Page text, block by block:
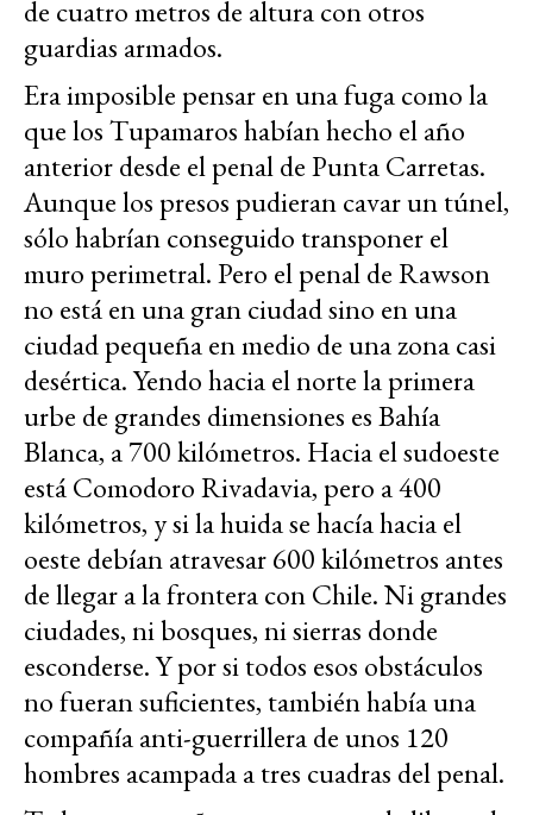
de cuatro metros de altura con otros
guardias armados.
Era imposible pensar en una fuga como la
que los Tupamaros habían hecho el año
anterior desde el penal de Punta Carretas.
Aunque los presos pudieran cavar un túnel,
sólo habrían conseguido transponer el
muro perimetral. Pero el penal de Rawson
no está en una gran ciudad sino en una
ciudad pequeña en medio de una zona casi
desértica. Yendo hacia el norte la primera
urbe de grandes dimensiones es Bahía
Blanca, a 700 kilómetros. Hacia el sudoeste
está Comodoro Rivadavia, pero a 400
kilómetros, y si la huida se hacía hacia el
oeste debían atravesar 600 kilómetros antes
de llegar a la frontera con Chile. Ni grandes
ciudades, ni bosques, ni sierras donde
esconderse. Y por si todos esos obstáculos
no fueran suficientes, también había una
compañía anti-guerrillera de unos 120
hombres acampada a tres cuadras del penal.